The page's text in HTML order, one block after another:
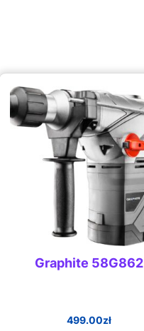
Graphite 58G862
499.00zł